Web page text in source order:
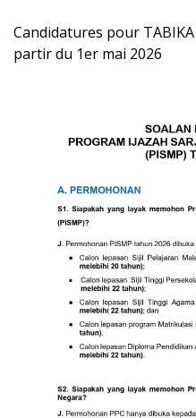
Candidatures pour
partir du 1er mai 2026